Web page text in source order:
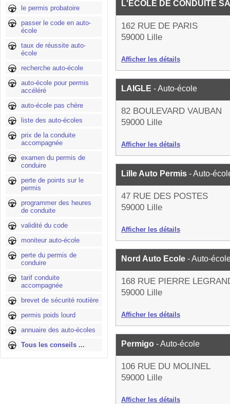
le permis probatoire
passer le code en auto-
école
taux de réussite auto-
école
recherche auto-école
auto-école pour permis
accéléré
auto-école pas chère
liste des auto-écoles
prix de la conduite
accompagnée
examen du permis de
conduire
perte de points sur le
permis
programmer des heures
de conduite
validité du code
moniteur auto-école
perte du permis de
conduire
tarif conduite
accompagnée
brevet de sécurité routière
permis poids lourd
annuaire des auto-écoles
Tous les conseils ...
L'ECOLE DE CONDUITE
162 RUE DE PARIS
59000 Lille
Afficher les détails
LAIGLE - Auto-école
82 BOULEVARD VAUBAN
59000 Lille
Afficher les détails
Lille Auto Permis - Auto-
47 RUE DES POSTES
59000 Lille
Afficher les détails
Nord Auto Ecole - Auto-
168 RUE PIERRE
59000 Lille
Afficher les détails
Permigo - Auto-école
106 RUE DU MOLINEL
59000 Lille
Afficher les détails